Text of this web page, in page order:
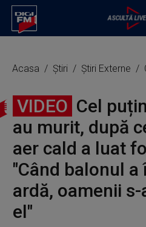
Acasa Știri Știri Externe
VIDEO Cel
au murit, după
aer cald a luat
"Când balonul a
ardă, oamenii
el"